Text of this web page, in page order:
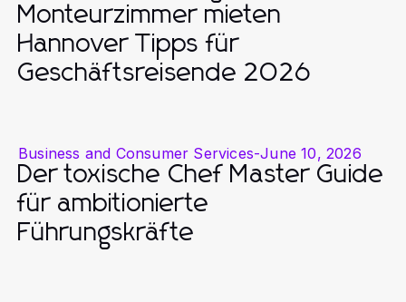
Monteurzimmer mieten
Hannover Tipps für
Geschäftsreisende 2026
Business and Consumer Services-June 10, 2026
Der toxische Chef Master Guide
für ambitionierte
Führungskräfte